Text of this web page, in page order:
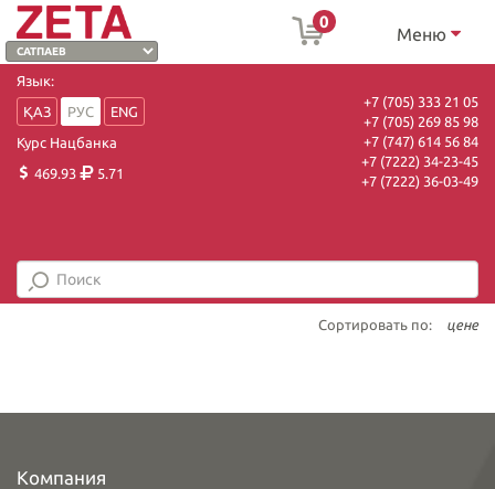
0
Меню
Язык:
ҚАЗ
РУС
ENG
Курс Нацбанка
469.93
5.71
+7 (705) 333 21 05
+7 (705) 269 85 98
+7 (747) 614 56 84
+7 (7222) 34-23-45
+7 (7222) 36-03-49
Сортировать по: цене
Компания